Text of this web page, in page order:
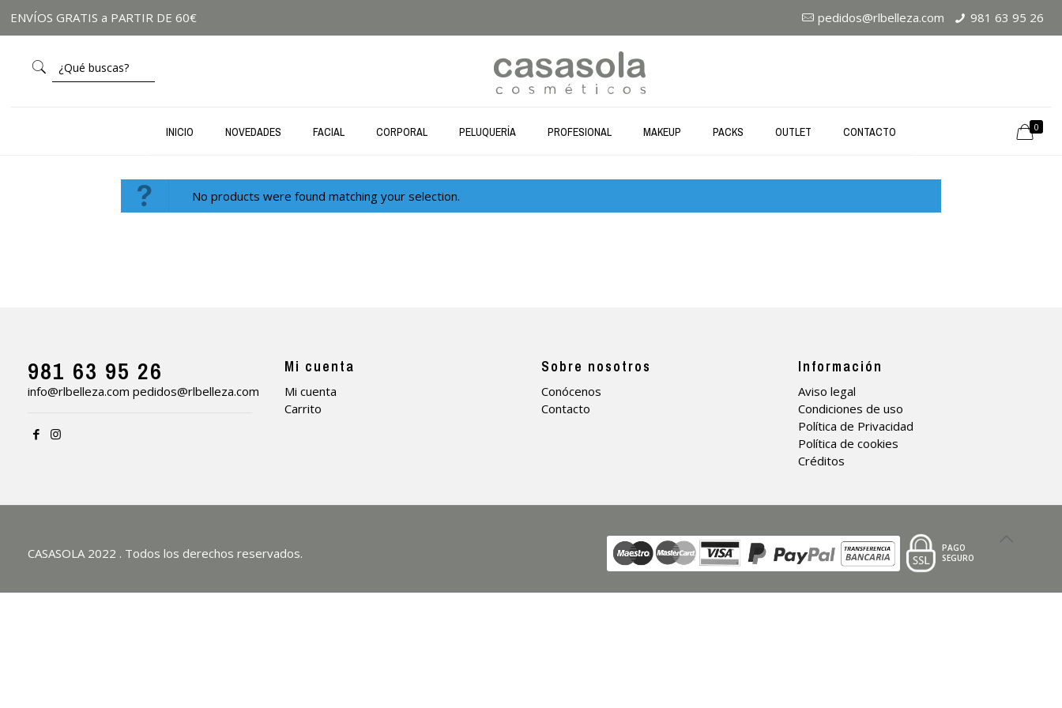
ENVÍOS GRATIS a PARTIR DE 60€ 981 63 95 26
pedidos@rlbelleza.com
INICIO NOVEDADES FACIAL CORPORAL PELUQUERÍA PROFESIONAL MAKEUP PACKS OUTLET CONTACTO 0
No products were found matching your selection.
981 63 95 26
info@rlbelleza.com pedidos@rlbelleza.com
Mi cuenta
Mi cuenta
Carrito
Sobre nosotros
Conócenos
Contacto
Información
Aviso legal
Condiciones de uso
Política de Privacidad
Política de cookies
Créditos
CASASOLA 2022 . Todos los derechos reservados.
PAGO
SEGURO